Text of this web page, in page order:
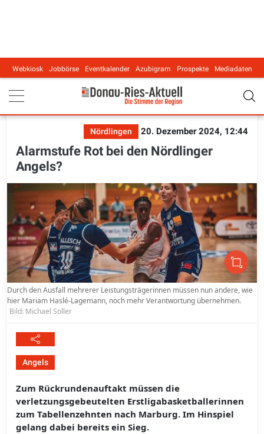
Main navigation
Webkiosk Jobbörse Eventkalender Azubigram Prospekte Mediadaten
Nördlingen 20. Dezember 2024, 12:44
Alarmstufe Rot bei den Nördlinger
Angels?
Durch den Ausfall mehrerer Leistungsträgerinnen müssen nun andere, wie
hier Mariam Haslé-Lagemann, noch mehr Verantwortung übernehmen.
Bild: Michael Soller
Angels
Zum Rückrundenauftakt müssen die
verletzungsgebeutelten Erstligabasketballerinnen
zum Tabellenzehnten nach Marburg. Im Hinspiel
gelang dabei bereits ein Sieg.